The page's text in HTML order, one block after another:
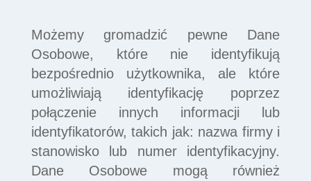
Możemy gromadzić pewne Dane
Osobowe, które nie identyfikują
bezpośrednio użytkownika, ale które
umożliwiają identyfikację poprzez
połączenie innych informacji lub
identyfikatorów, takich jak: nazwa firmy i
stanowisko lub numer identyfikacyjny.
Dane Osobowe mogą również